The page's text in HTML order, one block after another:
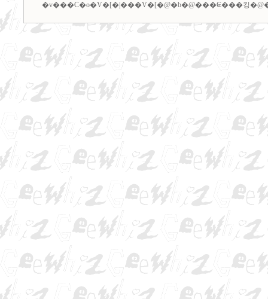
�v���C�o�V�[�|���V�[�@�b�@���₢���킹